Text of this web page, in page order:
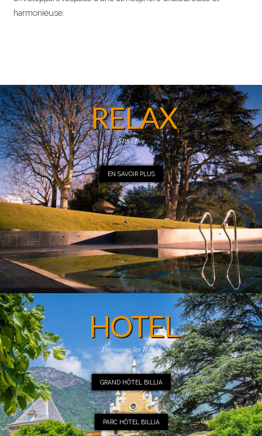
harmonieuse.
RELAX
SPA l'Eve
EN SAVOIR PLUS
HOTEL
Découvrez les Hôtels
GRAND HÔTEL BILLIA
PARC HÔTEL BILLIA